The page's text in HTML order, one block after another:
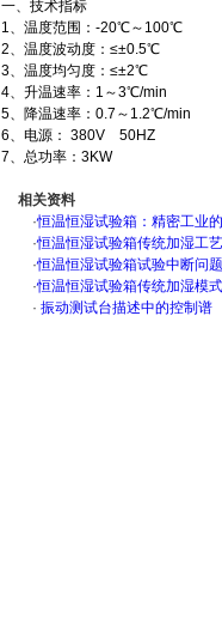
一、技术指标
1、温度范围：-20℃～100℃
2、温度波动度：≤±0.5℃
3、温度均匀度：≤±2℃
4、升温速率：1～3℃/min
5、降温速率：0.7～1.2℃/min
6、电源： 380V 50HZ
7、总功率：3KW
相关资料
·恒温恒湿试验箱：精密工业
·恒温恒湿试验箱传统加湿工
·恒温恒湿试验箱试验中断问
·恒温恒湿试验箱传统加湿模
· 振动测试台描述中的控制谱